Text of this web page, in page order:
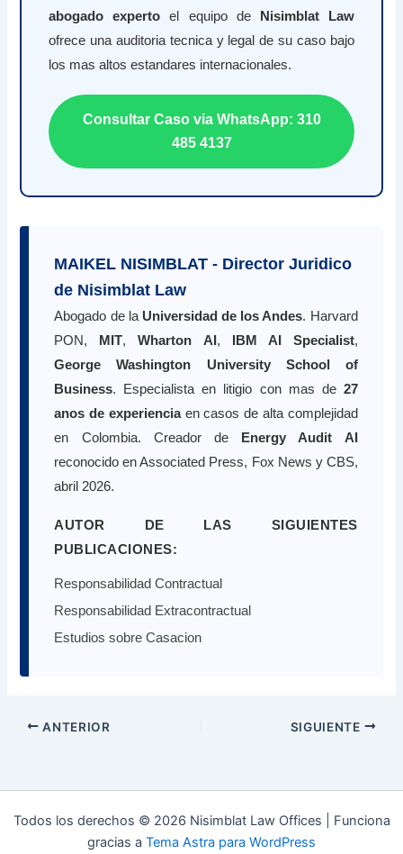
abogado experto el equipo de Nisimblat Law
ofrece una auditoria tecnica y legal de su caso bajo
los mas altos estandares internacionales.
Consultar Caso via WhatsApp: 310
485 4137
MAIKEL NISIMBLAT - Director Juridico
de Nisimblat Law
Abogado de la Universidad de los Andes. Harvard
PON, MIT,Wharton AI, IBM AI Specialist,
George Washington University School of
Business. Especialista en litigio con mas de 27
anos de experienciaen casos de alta complejidad
en Colombia. Creador de Energy Audit AI
reconocido en Associated Press, Fox News y CBS,
abril 2026.
AUTOR DE LAS SIGUIENTES
PUBLICACIONES:
Responsabilidad Contractual
Responsabilidad Extracontractual
Estudios sobre Casacion
ANTERIOR SIGUIENTE
Todos los derechos © 2026 Nisimblat Law Offices | Funciona
gracias a Tema Astra para WordPress